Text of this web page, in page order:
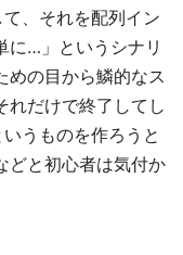
、それを配列イン
に…」というシナリ
めの目から鱗的なス
れだけで終了してし
うものを作ろうと
どと初心者は気付か